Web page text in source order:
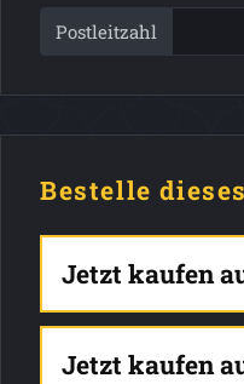
Postleitzahl
Bestelle
Jetzt kaufen
Jetzt kaufen